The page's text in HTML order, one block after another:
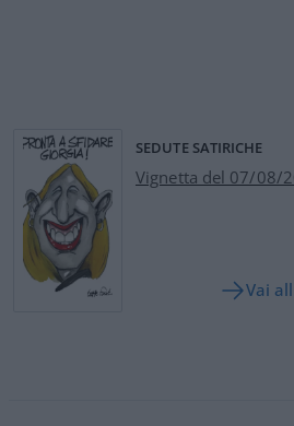
SEDUTE SATIRICHE
Vignetta del 07/08/
Vai